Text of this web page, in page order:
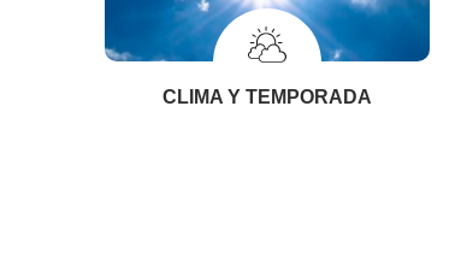
CLIMA Y TEMPORADA